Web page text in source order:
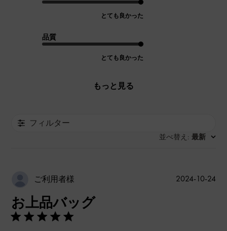
とても良かった
品質
とても良かった
もっと見る
フィルター
並べ替え : 最新
ご利用者様
お上品バッグ
公
2024-10-24